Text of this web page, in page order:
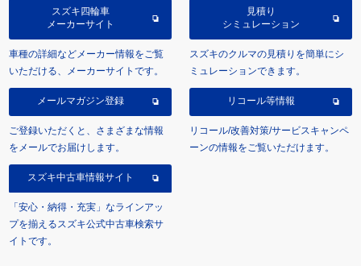
スズキ四輪車
メーカーサイト
車種の詳細などメーカー情報をご覧
いただける、メーカーサイトです。
見積り
シミュレーション
スズキのクルマの見積りを簡単にシ
ミュレーションできます。
メールマガジン登録
ご登録いただくと、さまざまな情報
をメールでお届けします。
リコール等情報
リコール/改善対策/サービスキャンペ
ーンの情報をご覧いただけます。
スズキ中古車情報サイト
「安心・納得・充実」なラインアッ
プを揃えるスズキ公式中古車検索サ
イトです。